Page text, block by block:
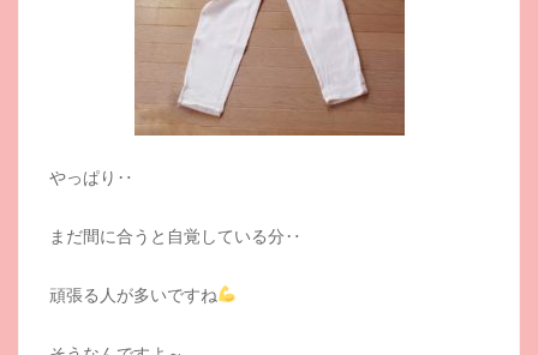
やっぱり‥
まだ間に合うと自覚している分‥
頑張る人が多いですね